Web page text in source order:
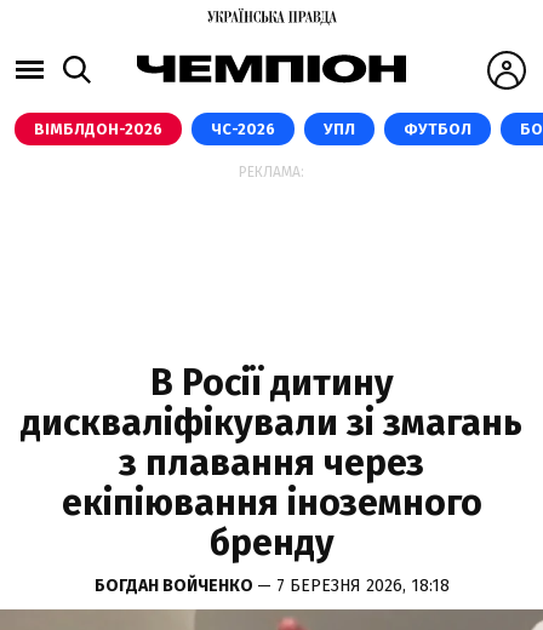
ВІМБЛДОН-2026 ЧС-2026 УПЛ ФУТБОЛ
РЕКЛАМА:
В Росії дитину
дискваліфікували зі змагань
з плавання через
екіпіювання іноземного
бренду
БОГДАН ВОЙЧЕНКО — 7 БЕРЕЗНЯ 2026, 18:18